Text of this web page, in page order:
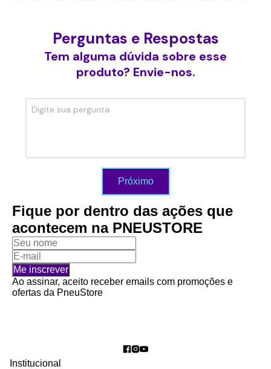
Perguntas e Respostas
Tem alguma dúvida sobre esse
produto? Envie-nos.
Próximo
Fique por dentro das ações que
acontecem na PNEUSTORE
Me inscrever
Ao assinar, aceito receber emails com promoções e
ofertas da PneuStore
Institucional